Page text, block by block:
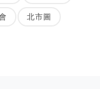
北市圖